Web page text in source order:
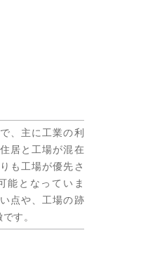
、主に工業の利
居と工場が混在
も工場が優先さ
能となっていま
点や、工場の跡
す。